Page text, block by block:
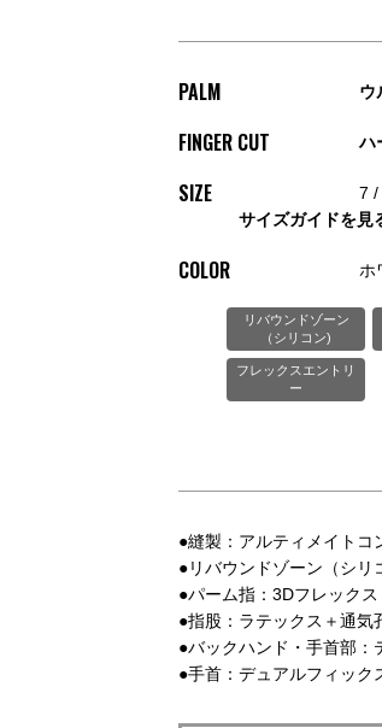
PALM ウ
FINGER CUT ハ
SIZE
7 /
サイズガイドを見
COLOR ホ
リバウンドゾーン
（シリコン)
フレックスエントリ
ー
●縫製：アルティメイトコ
●リバウンドゾーン（シリ
●パーム指：3Dフレックス
●指股：ラテックス＋通気
●バックハンド・手首部：
●手首：デュアルフィック